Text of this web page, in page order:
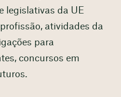
legislativas da UE
atividades da
para
concursos em